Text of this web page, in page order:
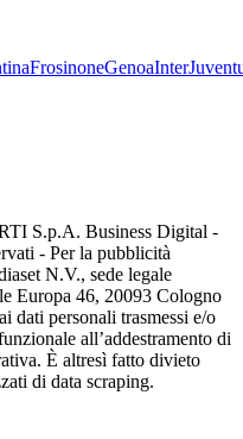
FrosinoneGenoaInter
S.p.A. Business Digital -
- Per la pubblicità
N.V., sede legale
Europa 46, 20093 Cologno
dati personali trasmessi e/o
all’addestramento di
È altresì fatto divieto
di data scraping.